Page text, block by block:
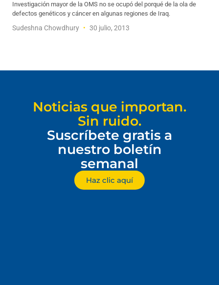
Investigación mayor de la OMS no se ocupó del porqué de la ola de
defectos genéticos y cáncer en algunas regiones de Iraq.
Sudeshna Chowdhury 30 julio, 2013
Noticias que importan.
Sin ruido.
Suscríbete gratis a
nuestro boletín
semanal
Haz clic aquí